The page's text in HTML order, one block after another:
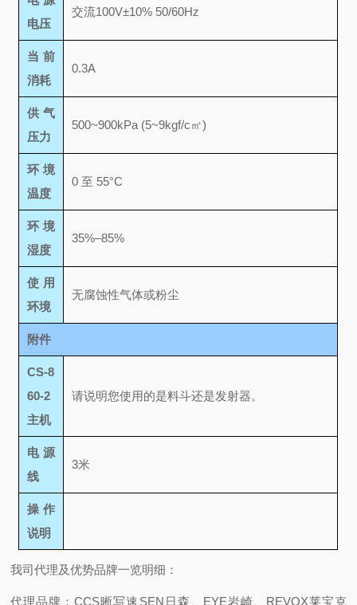
电压
交流100V±10% 50/60Hz
当前
消耗
0.3A
供气
压力
500~900kPa (5~9kgf/c㎡)
环境
温度
0 至 55°C
环境
湿度
35%–85%
使用
环境
无腐蚀性气体或粉尘
附件
CS-8
60-2
主机
请说明您使用的是料斗还是发射器。
电源
线
3米
操作
说明
我司代理及优势品牌一览明细：
代理品牌：CCS晰写速 SEN日森、EYE岩崎、REVOX莱宝克